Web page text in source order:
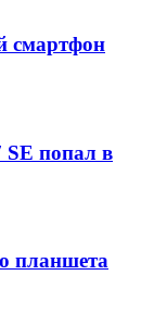
смартфон
попал в
планшета